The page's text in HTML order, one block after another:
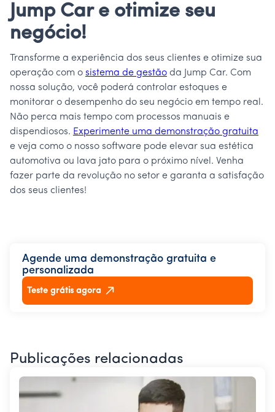
Jump Car e otimize seu
negócio!
Transforme a experiência dos seus clientes e otimize sua
operação com o sistema de gestão da Jump Car. Com
nossa solução, você poderá controlar estoques e
monitorar o desempenho do seu negócio em tempo real.
Não perca mais tempo com processos manuais e
dispendiosos. Experimente uma demonstração gratuita
e veja como o nosso software pode elevar sua estética
automotiva ou lava jato para o próximo nível. Venha
fazer parte da revolução no setor e garanta a satisfação
dos seus clientes!
Agende uma demonstração gratuita e
personalizada
Teste grátis agora
Publicações relacionadas